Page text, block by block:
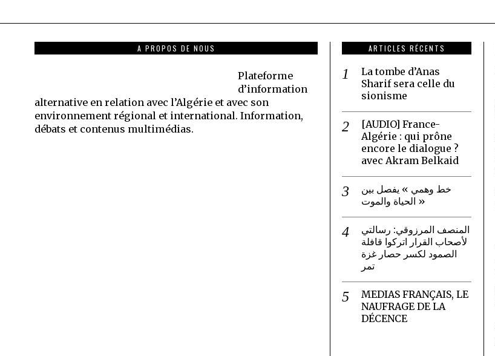
A PROPOS DE NOUS
Plateforme
d’information
alternative en relation avec l’Algérie et avec son
environnement régional et international. Information,
débats et contenus multimédias.
ARTICLES RÉCENTS
La tombe d’Anas
Sharif sera celle du
sionisme
[AUDIO] France-
Algérie : qui prône
encore le dialogue ?
avec Akram Belkaid
خط وهمي » يفصل بين
الحياة والموت »
المنصف المرزوقي: رسالتي
لأصحاب القرار اتركوا قافلة
الصمود لكسر حصار غزة
تمر
MEDIAS FRANÇAIS, LE
NAUFRAGE DE LA
DÉCENCE